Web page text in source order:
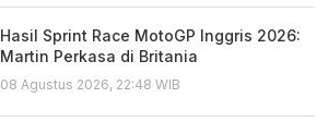
Hasil Sprint Race MotoGP Inggris 2026:
Martin Perkasa di Britania
08 Agustus 2026, 22:48 WIB